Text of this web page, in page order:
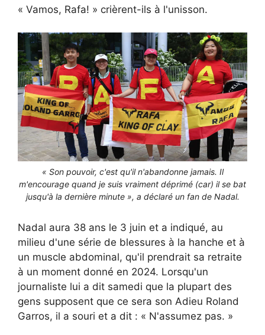
« Vamos, Rafa! » crièrent-ils à l'unisson.
« Son pouvoir, c'est qu'il n'abandonne jamais. Il
m'encourage quand je suis vraiment déprimé (car) il se bat
jusqu'à la dernière minute », a déclaré un fan de Nadal.
Nadal aura 38 ans le 3 juin et a indiqué, au
milieu d'une série de blessures à la hanche et à
un muscle abdominal, qu'il prendrait sa retraite
à un moment donné en 2024. Lorsqu'un
journaliste lui a dit samedi que la plupart des
gens supposent que ce sera son Adieu Roland
Garros, il a souri et a dit : « N'assumez pas. »